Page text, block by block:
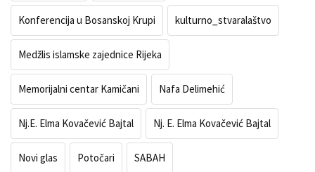
Konferencija u Bosanskoj Krupi kulturno_stvaralaštvo
Medžlis islamske zajednice Rijeka
Memorijalni centar Kamičani Nafa Delimehić
Nj.E. Elma Kovačević Bajtal Nj. E. Elma Kovačević Bajtal
Novi glas Potočari SABAH